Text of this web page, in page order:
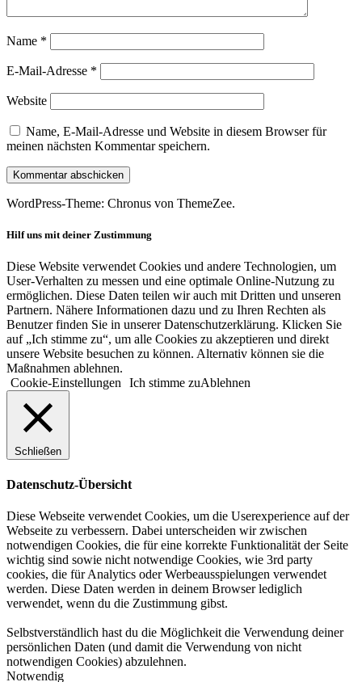
Name *
E-Mail-Adresse *
Website
Name, E-Mail-Adresse und Website in diesem Browser für
meinen nächsten Kommentar speichern.
WordPress-Theme: Chronus von ThemeZee.
Hilf uns mit deiner Zustimmung
Diese Website verwendet Cookies und andere Technologien, um
User-Verhalten zu messen und eine optimale Online-Nutzung zu
ermöglichen. Diese Daten teilen wir auch mit Dritten und unseren
Partnern. Nähere Informationen dazu und zu Ihren Rechten als
Benutzer finden Sie in unserer Datenschutzerklärung. Klicken Sie
auf „Ich stimme zu“, um alle Cookies zu akzeptieren und direkt
unsere Website besuchen zu können. Alternativ können sie die
Maßnahmen ablehnen.
Cookie-Einstellungen
Ich stimme zuAblehnen
Schließen
Datenschutz-Übersicht
Diese Webseite verwendet Cookies, um die Userexperience auf der
Webseite zu verbessern. Dabei unterscheiden wir zwischen
notwendigen Cookies, die für eine korrekte Funktionalität der Seite
wichtig sind sowie nicht notwendige Cookies, wie 3rd party
cookies, die für Analytics oder Werbeausspielungen verwendet
werden. Diese Daten werden in deinem Browser lediglich
verwendet, wenn du die Zustimmung gibst.
Selbstverständlich hast du die Möglichkeit die Verwendung deiner
persönlichen Daten (und damit die Verwendung von nicht
notwendigen Cookies) abzulehnen.
Notwendig